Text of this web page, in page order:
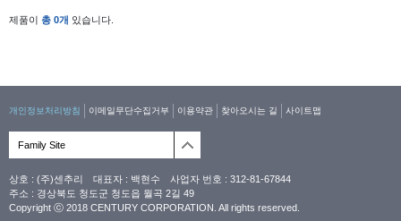
제품이 총 0개 있습니다.
개인정보처리방침 이메일무단수집거부 이용약관 찾아오시는 길 사이트맵
Family Site
상호 : (주)센추리 대표자 : 백현수 사업자 번호 : 312-81-67844
주소 : 경상북도 청도군 청도읍 월곡 2길 49
Copyright ⓒ 2018 CENTURY CORPORATION. All rights reserved.